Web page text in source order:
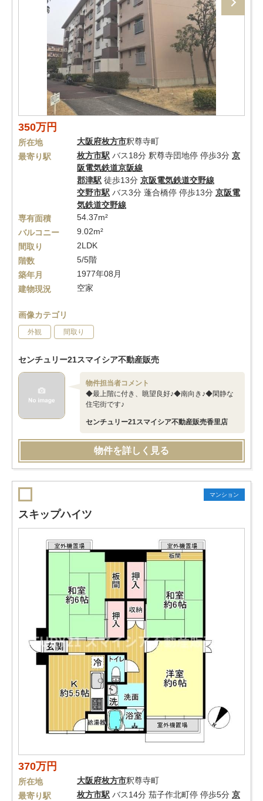
350万円
所在地 大阪府枚方市釈尊寺町
最寄り駅
枚方市駅 バス18分 釈尊寺団地停 停歩3分 京
阪電気鉄道京阪線
郡津駅 徒歩13分 京阪電気鉄道交野線
交野市駅 バス3分 蓬合橋停 停歩13分 京阪電
気鉄道交野線
専有面積
54.37m²
バルコニー
9.02m²
間取り
2LDK
階数
5/5階
築年月
1977年08月
建物現況
空家
画像カテゴリ
外観 間取り
センチュリー21スマイシア不動産販売
物件担当者コメント
◆最上階に付き、眺望良好♪◆南向き♪◆閑静な
住宅街です♪
センチュリー21スマイシア不動産販売香里店
物件を詳しく見る
マンション
スキップハイツ
370万円
所在地 大阪府枚方市釈尊寺町
最寄り駅
枚方市駅 バス14分 茄子作北町停 停歩5分 京